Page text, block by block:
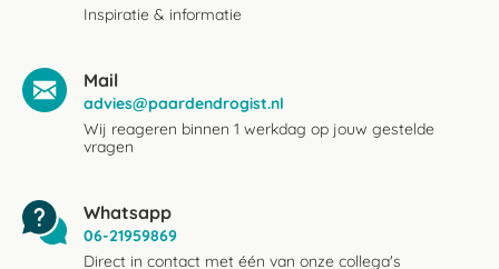
Inspiratie & informatie
Mail
advies@paardendrogist.nl
Wij reageren binnen 1 werkdag op jouw gestelde
vragen
Whatsapp
06-21959869
Direct in contact met één van onze collega's